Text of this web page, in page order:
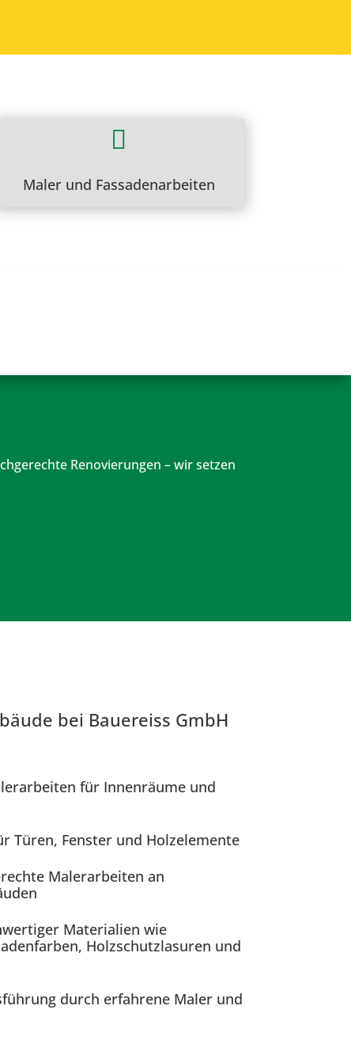

Maler und Fassadenarbeiten
Renovierungen – wir setzen
bei Bauereiss GmbH
für Innenräume und
Türen, Fenster und Holzelemente
Malerarbeiten an
Materialien wie
Holzschutzlasuren und
durch erfahrene Maler und